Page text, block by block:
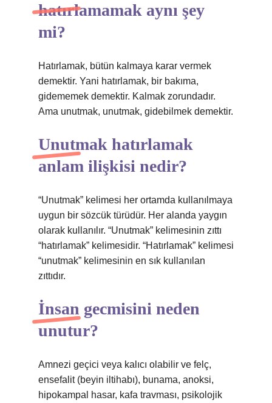
hatırlamamak aynı şey
mi?
Hatırlamak, bütün kalmaya karar vermek
demektir. Yani hatırlamak, bir bakıma,
gidememek demektir. Kalmak zorundadır.
Ama unutmak, unutmak, gidebilmek demektir.
Unutmak hatırlamak
anlam ilişkisi nedir?
“Unutmak” kelimesi her ortamda kullanılmaya
uygun bir sözcük türüdür. Her alanda yaygın
olarak kullanılır. “Unutmak” kelimesinin zıttı
“hatırlamak” kelimesidir. “Hatırlamak” kelimesi
“unutmak” kelimesinin en sık kullanılan
zıttıdır.
İnsan gecmisini neden
unutur?
Amnezi geçici veya kalıcı olabilir ve felç,
ensefalit (beyin iltihabı), bunama, anoksi,
hipokampal hasar, kafa travması, psikolojik